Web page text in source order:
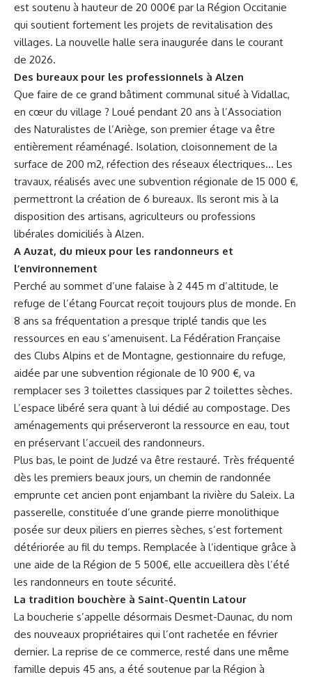
est soutenu à hauteur de 20 000€ par la Région Occitanie
qui soutient fortement les projets de revitalisation des
villages. La nouvelle halle sera inaugurée dans le courant
de 2026.
Des bureaux pour les professionnels à Alzen
Que faire de ce grand bâtiment communal situé à Vidallac,
en cœur du village ? Loué pendant 20 ans à l’Association
des Naturalistes de l’Ariège, son premier étage va être
entièrement réaménagé. Isolation, cloisonnement de la
surface de 200 m2, réfection des réseaux électriques… Les
travaux, réalisés avec une subvention régionale de 15 000 €,
permettront la création de 6 bureaux. Ils seront mis à la
disposition des artisans, agriculteurs ou professions
libérales domiciliés à Alzen.
A Auzat, du mieux pour les randonneurs et
l’environnement
Perché au sommet d’une falaise à 2 445 m d’altitude, le
refuge de l’étang Fourcat reçoit toujours plus de monde. En
8 ans sa fréquentation a presque triplé tandis que les
ressources en eau s’amenuisent. La Fédération Française
des Clubs Alpins et de Montagne, gestionnaire du refuge,
aidée par une subvention régionale de 10 900 €, va
remplacer ses 3 toilettes classiques par 2 toilettes sèches.
L’espace libéré sera quant à lui dédié au compostage. Des
aménagements qui préserveront la ressource en eau, tout
en préservant l’accueil des randonneurs.
Plus bas, le point de Judzé va être restauré. Très fréquenté
dès les premiers beaux jours, un chemin de randonnée
emprunte cet ancien pont enjambant la rivière du Saleix. La
passerelle, constituée d’une grande pierre monolithique
posée sur deux piliers en pierres sèches, s’est fortement
détériorée au fil du temps. Remplacée à l’identique grâce à
une aide de la Région de 5 500€, elle accueillera dès l’été
les randonneurs en toute sécurité.
La tradition bouchère à Saint-Quentin Latour
La boucherie s’appelle désormais Desmet-Daunac, du nom
des nouveaux propriétaires qui l’ont rachetée en février
dernier. La reprise de ce commerce, resté dans une même
famille depuis 45 ans, a été soutenue par la Région à